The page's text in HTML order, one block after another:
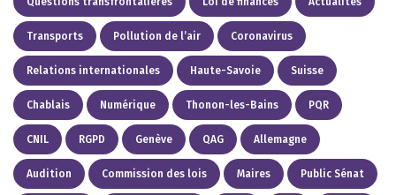
Transports Pollution de l’air Coronavirus
Relations internationales Haute-Savoie Suisse
Chablais Numérique Thonon-les-Bains PQR
CNIL RGPD Genève QAG Allemagne
Audition Commission des lois Maires Public Sénat